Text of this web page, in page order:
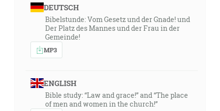
DEUTSCH
Bibelstunde: Vom Gesetz und der Gnade! und
Der Platz des Mannes und der Frau in der
Gemeinde!
MP3
ENGLISH
Bible study: “Law and grace!” and “The place
of men and women in the church!”